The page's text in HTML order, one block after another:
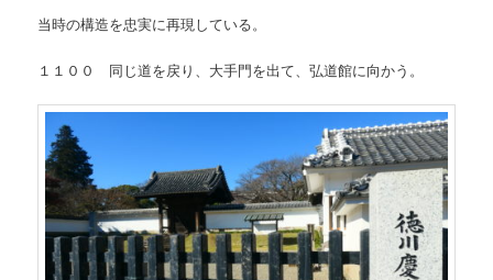
当時の構造を忠実に再現している。
１１００ 同じ道を戻り、大手門を出て、弘道館に向かう。